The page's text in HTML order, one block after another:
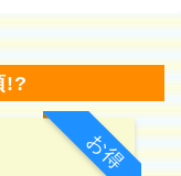
!?
お得